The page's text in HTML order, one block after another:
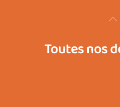
Toutes nos